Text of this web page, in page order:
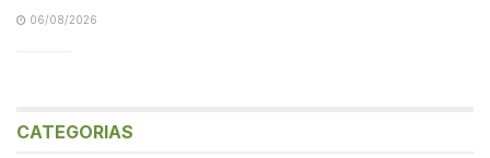
06/08/2026
CATEGORIAS